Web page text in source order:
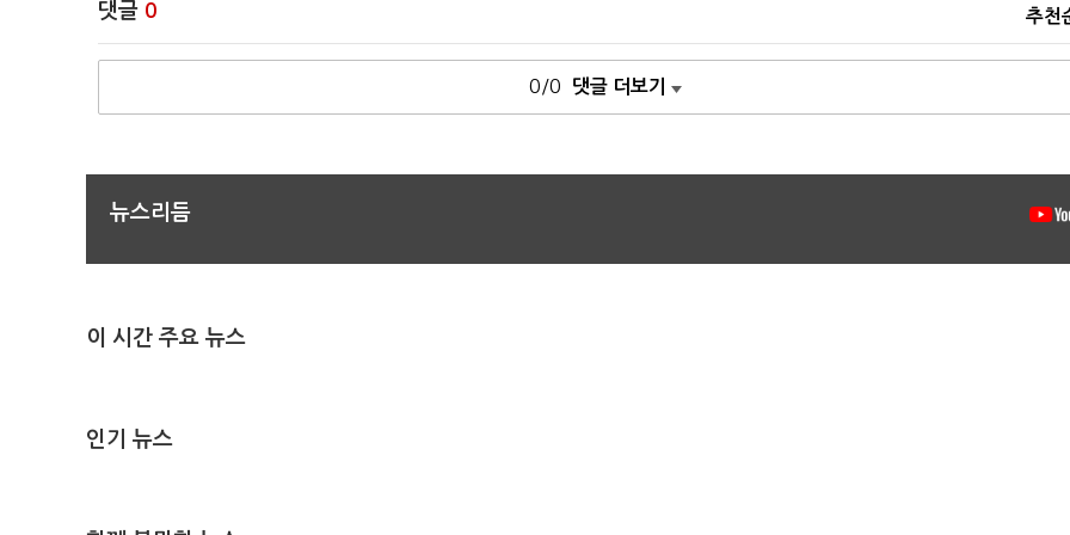
댓글 0 추천
0/0 댓글 더보기
뉴스리듬
이 시간 주요 뉴스
인기 뉴스